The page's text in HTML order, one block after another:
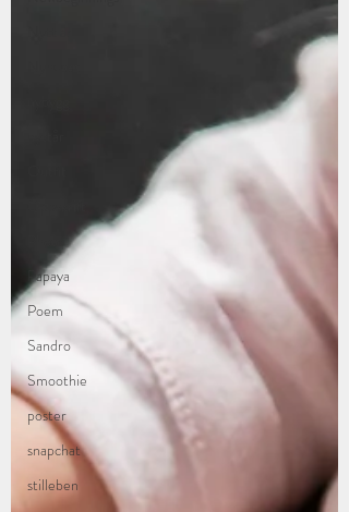
Papaya
Poem
Sandro
Smoothie
poster
snapchat
stilleben